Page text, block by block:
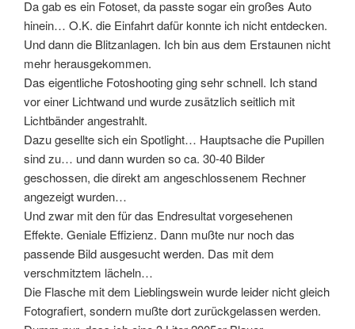
Da gab es ein Fotoset, da passte sogar ein großes Auto
hinein… O.K. die Einfahrt dafür konnte ich nicht entdecken.
Und dann die Blitzanlagen. Ich bin aus dem Erstaunen nicht
mehr herausgekommen.
Das eigentliche Fotoshooting ging sehr schnell. Ich stand
vor einer Lichtwand und wurde zusätzlich seitlich mit
Lichtbänder angestrahlt.
Dazu gesellte sich ein Spotlight… Hauptsache die Pupillen
sind zu… und dann wurden so ca. 30-40 Bilder
geschossen, die direkt am angeschlossenem Rechner
angezeigt wurden…
Und zwar mit den für das Endresultat vorgesehenen
Effekte. Geniale Effizienz. Dann mußte nur noch das
passende Bild ausgesucht werden. Das mit dem
verschmitztem lächeln…
Die Flasche mit dem Lieblingswein wurde leider nicht gleich
Fotografiert, sondern mußte dort zurückgelassen werden.